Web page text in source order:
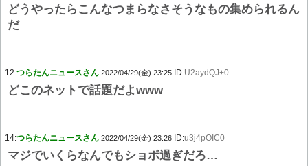
どうやったらこんなつまらなさそうなもの集められるん
だ
12:つらたんニュースさん 2022/04/29(金) 23:25 ID:U2aydQJ+0
どこのネットで話題だよwww
14:つらたんニュースさん 2022/04/29(金) 23:26 ID:u3j4pOIC0
マジでいくらなんでもショボ過ぎだろ…